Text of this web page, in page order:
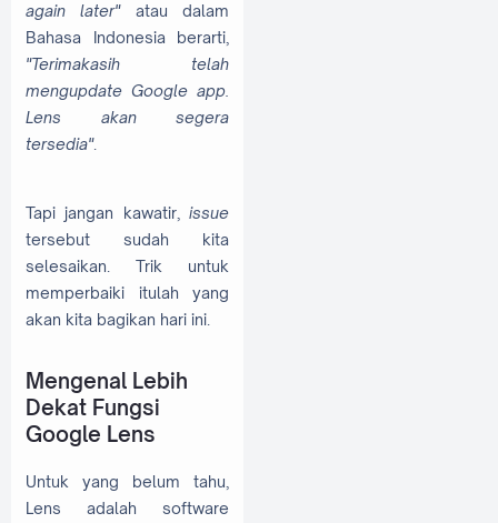
again later"atau dalam
Bahasa Indonesia berarti,
"Terimakasih telah
mengupdate Google app.
Lens akan segera
tersedia".
Tapi jangan kawatir, issue
tersebut sudah kita
selesaikan. Trik untuk
memperbaiki itulah yang
akan kita bagikan hari ini.
Mengenal Lebih
Dekat Fungsi
Google Lens
Untuk yang belum tahu,
Lens adalah software